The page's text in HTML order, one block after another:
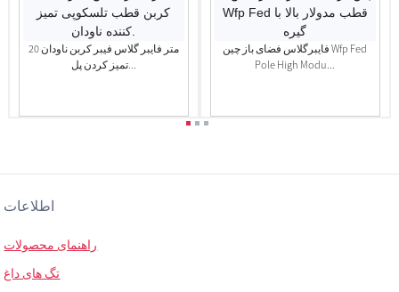
20 متر فایبر گلاس فیبر کربن ناودان
تمیز کردن پل...
فایبرگلاس فضای باز چین Wfp Fed
Pole High Modu...
اطلاعات
راهنمای محصولات
تگ های داغ